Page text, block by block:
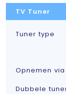
TV Tuner
Tuner type
Opnemen via
Dubbele